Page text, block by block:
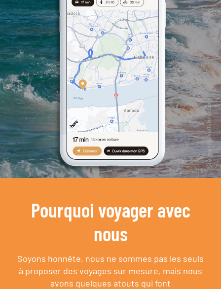
Pourquoi voyager avec
nous
Soyons honnête, nous ne sommes pas les seuls
à proposer des voyages sur mesure, mais nous
avons quelques atouts qui font